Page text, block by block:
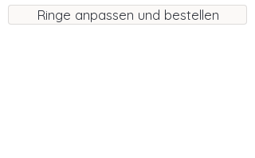
Ringe anpassen und bestellen